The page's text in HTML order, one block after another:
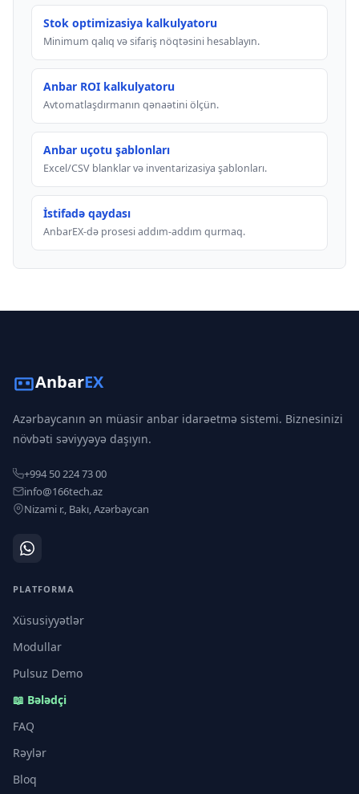
Stok optimizasiya kalkulyatoru
Minimum qalıq və sifariş nöqtəsini hesablayın.
Anbar ROI kalkulyatoru
Avtomatlaşdırmanın qənaətini ölçün.
Anbar uçotu şablonları
Excel/CSV blanklar və inventarizasiya şablonları.
İstifadə qaydası
AnbarEX-də prosesi addım-addım qurmaq.
AnbarEX
Azərbaycanın ən müasir anbar idarəetmə sistemi. Biznesinizi
növbəti səviyyəyə daşıyın.
+994 50 224 73 00
info@166tech.az
Nizami r., Bakı, Azərbaycan
PLATFORMA
Xüsusiyyətlər
Modullar
Pulsuz Demo
📖 Bələdçi
FAQ
Rəylər
Bloq